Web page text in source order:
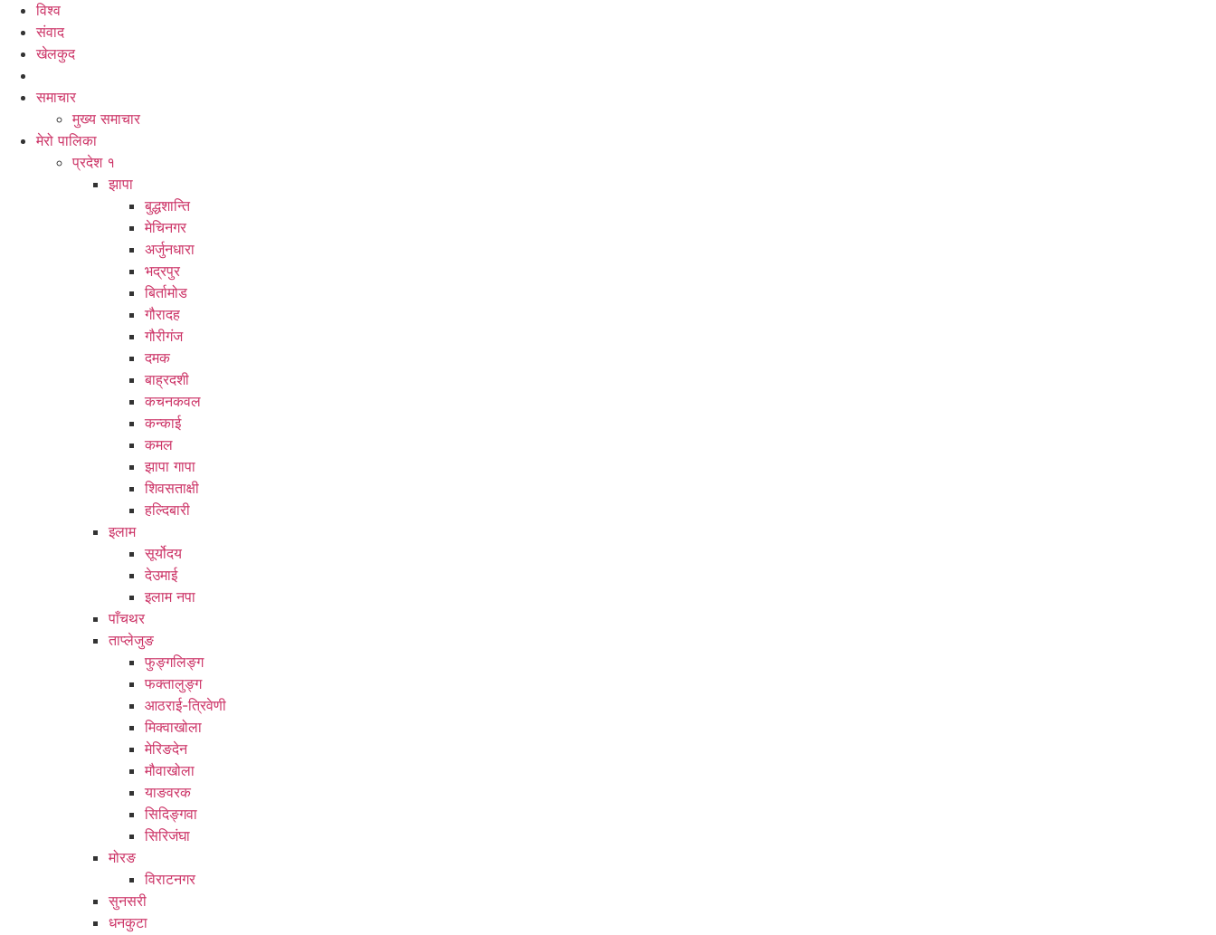
विश्व
संवाद
खेलकुद
समाचार
मुख्य समाचार
मेरो पालिका
प्रदेश १
झापा
बुद्धशान्ति
मेचिनगर
अर्जुनधारा
भद्रपुर
बिर्तामोड
गौरादह
गौरीगंज
दमक
बाह्रदशी
कचनकवल
कन्काई
कमल
झापा गापा
शिवसताक्षी
हल्दिबारी
इलाम
सूर्योदय
देउमाई
इलाम नपा
पाँचथर
ताप्लेजुङ
फुङ्गलिङ्ग
फक्तालुङ्ग
आठराई-त्रिवेणी
मिक्वाखोला
मेरिङदेन
मौवाखोला
याङवरक
सिदिङ्गवा
सिरिजंघा
मोरङ
विराटनगर
सुनसरी
धनकुटा